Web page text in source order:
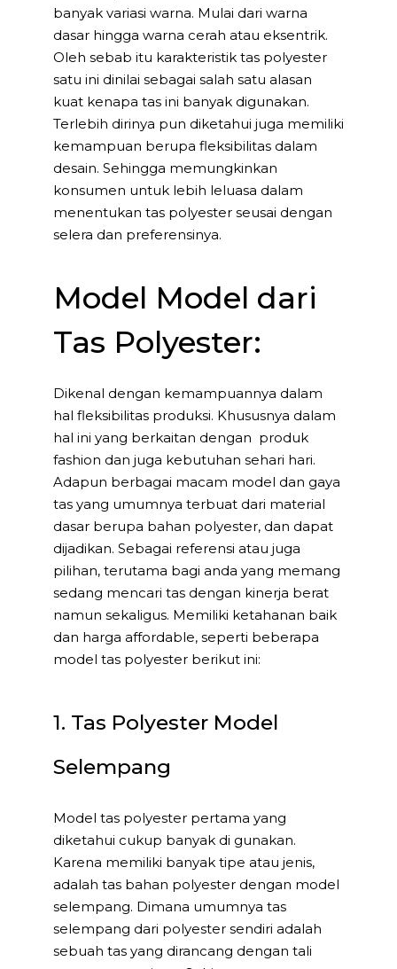
banyak variasi warna. Mulai dari warna
dasar hingga warna cerah atau eksentrik.
Oleh sebab itu karakteristik tas polyester
satu ini dinilai sebagai salah satu alasan
kuat kenapa tas ini banyak digunakan.
Terlebih dirinya pun diketahui juga memiliki
kemampuan berupa fleksibilitas dalam
desain. Sehingga memungkinkan
konsumen untuk lebih leluasa dalam
menentukan tas polyester seusai dengan
selera dan preferensinya.
Model Model dari
Tas Polyester:
Dikenal dengan kemampuannya dalam
hal fleksibilitas produksi. Khususnya dalam
hal ini yang berkaitan dengan produk
fashion dan juga kebutuhan sehari hari.
Adapun berbagai macam model dan gaya
tas yang umumnya terbuat dari material
dasar berupa bahan polyester, dan dapat
dijadikan. Sebagai referensi atau juga
pilihan, terutama bagi anda yang memang
sedang mencari tas dengan kinerja berat
namun sekaligus. Memiliki ketahanan baik
dan harga affordable, seperti beberapa
model tas polyester berikut ini:
1. Tas Polyester Model
Selempang
Model tas polyester pertama yang
diketahui cukup banyak di gunakan.
Karena memiliki banyak tipe atau jenis,
adalah tas bahan polyester dengan model
selempang. Dimana umumnya tas
selempang dari polyester sendiri adalah
sebuah tas yang dirancang dengan tali